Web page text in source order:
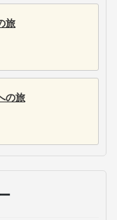
旅
の旅